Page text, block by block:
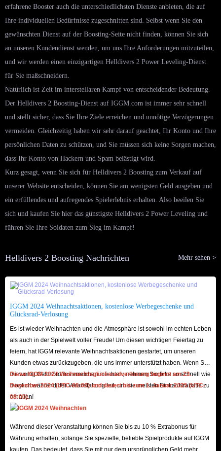
erfahrene Booster auch die unterschiedlichsten Dienste anbieten, die auf
Ihre individuellen Bedürfnisse zugeschnitten sind. Selbst wenn Sie den
gewünschten Dienst auf der Boosting-Seite nicht finden, können Sie sich
an unseren Kundendienst wenden, um uns Ihre Anforderungen mitzuteilen,
und wir werden einen einzigartigen Helldivers 2 Power Leveling-Dienst
für Sie maßschneidern.
Natürlich ist Zeit im interstellaren Kampf von entscheidender Bedeutung.
Der Helldivers 2 Boosting-Dienst auf IGGM.com ist immer sehr schnell
und stellt sicher, dass Sie Ihre Ziele erreichen und unnötige Verzögerungen
vermeiden. Gleichzeitig haben wir sehr darauf geachtet, Ihr Konto und Ihre
persönlichen Daten zu schützen, und Sie müssen sich keine Sorgen machen,
dass Ihr Konto von Hackern und Spam belästigt wird.
Kurz gesagt, wenn Sie sich für Helldivers 2 Boosting zum Verkauf auf
unserer Website entscheiden, können Sie am wenigsten Geld ausgeben und
ein erfüllendes und aufregendes Spielerlebnis erhalten. Also beeilen Sie
sich und kaufen Sie hier das günstigste Helldivers 2 Power Leveling und
führen Sie Ihre Soldaten zum Sieg im Kampf!
Helldivers 2 Boosting Nachrichten Mehr sehen >
IGGM 2024 Weihnachtsaktionen, kostenlose Werbegeschenke und
Glücksrad-Verlosung
Es ist wieder Weihnachten und die Atmosphäre ist sowohl im echten Leben
als auch in der Spielwelt voller Freude! Um diesen wichtigen Feiertag zu
feiern, hat IGGM relevante Weihnachtsaktionen gestartet, um unseren
Kunden etwas zurückzugeben, die uns immer unterstützt haben. Wenn Sie
mit wenig Geld Großes erreichen möchten, nehmen Sie bitte so schnell wie
möglich während der Veranstaltung teil, um die meisten Einkaufsrabatte zu
erhalten!
Diese IGGM 2024 Weihnachtsglücksradverlosung beginnt am 23.
Dezember 2024 (UTC-08:00) und dauert bis zum 1. Januar 2025 (UTC-
08:00).
Während dieser Veranstaltung können Sie bis zu 10 % Extrabonus für
Währung erhalten, solange Sie spezielle, beliebte Spielprodukte auf IGGM
kaufen. Das bedeutet, dass Sie mit nur dem ursprünglichen Geld mehr